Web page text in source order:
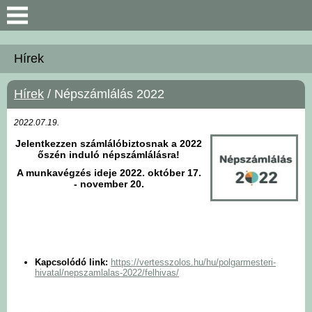
Keresés
Bemutatkozás
Önkormányzat
Polgármesteri Hivatal
Közérdekű információk
Választási információk
Hírek
Hírek / Népszámlálás 2022
2022.07.19.
Jelentkezzen számlálóbiztosnak a 2022
őszén induló népszámlálásra!
A munkavégzés ideje 2022. október 17.
- november 20.
Kapcsolódó link: https://vertesszolos.hu/hu/polgarmesteri-
hivatal/nepszamlalas-2022/felhivas/